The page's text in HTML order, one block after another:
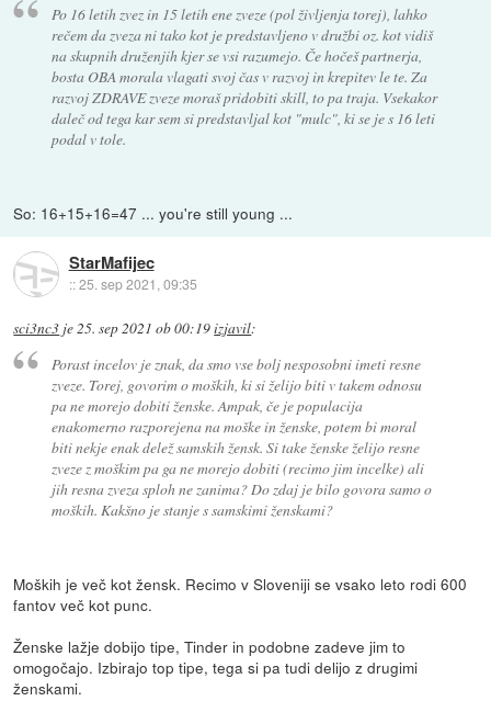
Po 16 letih zvez in 15 letih ene zveze (pol življenja torej), lahko
rečem da zveza ni tako kot je predstavljeno v družbi oz. kot vidiš
na skupnih druženjih kjer se vsi razumejo. Če hočeš partnerja,
bosta OBA morala vlagati svoj čas v razvoj in krepitev le te. Za
razvoj ZDRAVE zveze moraš pridobiti skill, to pa traja. Vsekakor
daleč od tega kar sem si predstavljal kot "mulc", ki se je s 16 leti
podal v tole.
So: 16+15+16=47 ... you're still young ...
StarMafijec
::25. sep 2021, 09:35
sci3nc3 je25. sep 2021 ob 00:19izjavil:
Porast incelov je znak, da smo vse bolj nesposobni imeti resne
zveze. Torej, govorim o moških, ki si želijo biti v takem odnosu
pa ne morejo dobiti ženske. Ampak, če je populacija
enakomerno razporejena na moške in ženske, potem bi moral
biti nekje enak delež samskih žensk. Si take ženske želijo resne
zveze z moškim pa ga ne morejo dobiti (recimo jim incelke) ali
jih resna zveza sploh ne zanima? Do zdaj je bilo govora samo o
moških. Kakšno je stanje s samskimi ženskami?
Moških je več kot žensk. Recimo v Sloveniji se vsako leto rodi 600
fantov več kot punc.
Ženske lažje dobijo tipe, Tinder in podobne zadeve jim to
omogočajo. Izbirajo top tipe, tega si pa tudi delijo z drugimi
ženskami.